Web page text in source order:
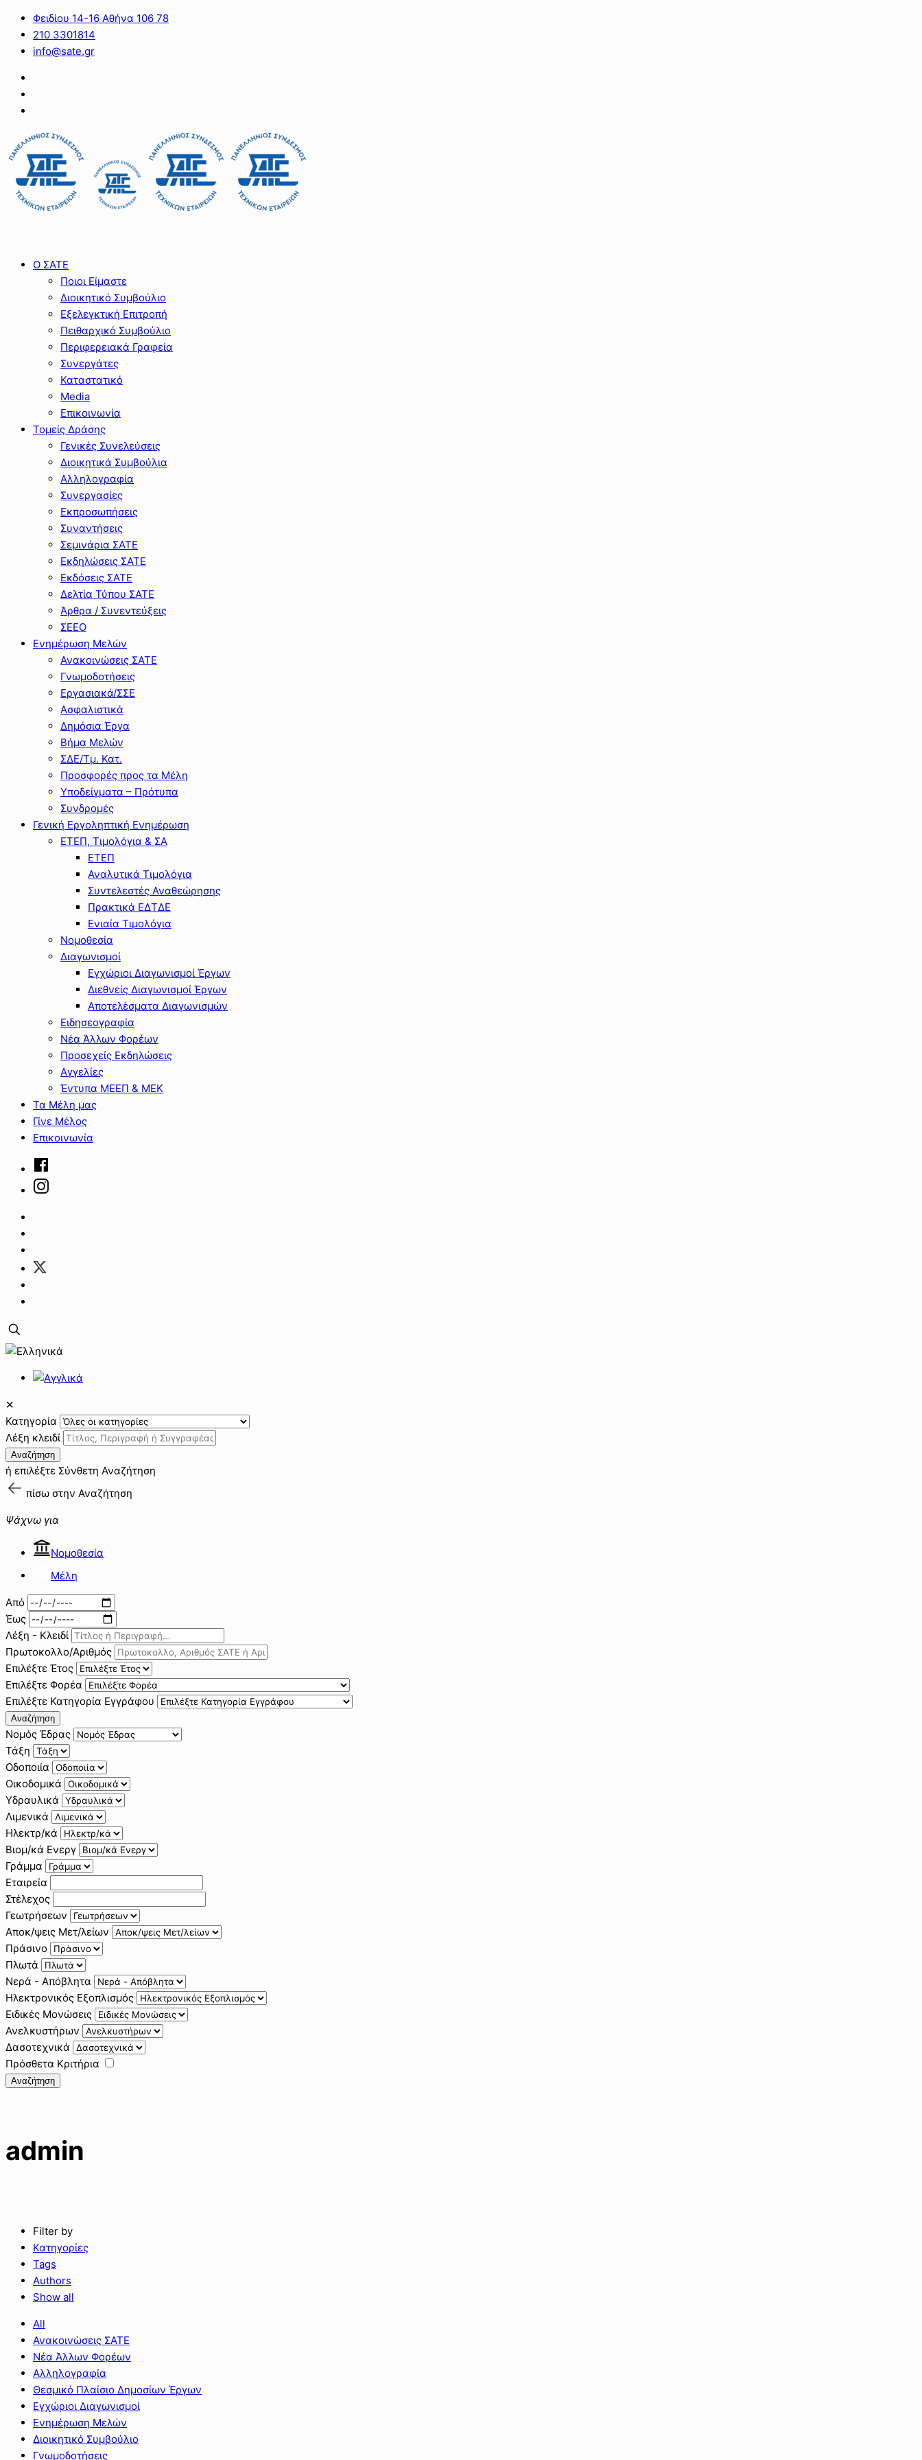
Φειδίου 14-16 Αθήνα 106 78
210 3301814
info@sate.gr
Ο ΣΑΤΕ
Ποιοι Είμαστε
Διοικητικό Συμβούλιο
Εξελεγκτική Επιτροπή
Πειθαρχικό Συμβούλιο
Περιφερειακά Γραφεία
Συνεργάτες
Καταστατικό
Media
Επικοινωνία
Τομείς Δράσης
Γενικές Συνελεύσεις
Διοικητικά Συμβούλια
Αλληλογραφία
Συνεργασίες
Εκπροσωπήσεις
Συναντήσεις
Σεμινάρια ΣΑΤΕ
Εκδηλώσεις ΣΑΤΕ
Εκδόσεις ΣΑΤΕ
Δελτία Τύπου ΣΑΤΕ
Άρθρα / Συνεντεύξεις
ΣΕΕΟ
Ενημέρωση Μελών
Ανακοινώσεις ΣΑΤΕ
Γνωμοδοτήσεις
Εργασιακά/ΣΣΕ
Ασφαλιστικά
Δημόσια Έργα
Βήμα Μελών
ΣΔΕ/Τμ. Κατ.
Προσφορές προς τα Μέλη
Υποδείγματα – Πρότυπα
Συνδρομές
Γενική Εργοληπτική Ενημέρωση
ΕΤΕΠ, Τιμολόγια & ΣΑ
ΕΤΕΠ
Αναλυτικά Τιμολόγια
Συντελεστές Αναθεώρησης
Πρακτικά ΕΔΤΔΕ
Ενιαία Τιμολόγια
Νομοθεσία
Διαγωνισμοί
Εγχώριοι Διαγωνισμοί Έργων
Διεθνείς Διαγωνισμοί Έργων
Αποτελέσματα Διαγωνισμών
Ειδησεογραφία
Νέα Άλλων Φορέων
Προσεχείς Εκδηλώσεις
Αγγελίες
Έντυπα ΜΕΕΠ & ΜΕΚ
Τα Μέλη μας
Γίνε Μέλος
Επικοινωνία
✕
Κατηγορία
Λέξη κλειδί
Αναζήτηση
ή επιλέξτε Σύνθετη Αναζήτηση
πίσω στην Αναζήτηση
Ψάχνω για
Νομοθεσία
Μέλη
Από
Έως
Λέξη - Κλειδί
Πρωτοκολλο/Αριθμός
Επιλέξτε Έτος
Επιλέξτε Φορέα
Επιλέξτε Κατηγορία Εγγράφου
Αναζήτηση
Νομός Έδρας
Τάξη
Οδοποιία
Οικοδομικά
Υδραυλικά
Λιμενικά
Ηλεκτρ/κά
Βιομ/κά Ενεργ
Γράμμα
Εταιρεία
Στέλεχος
Γεωτρήσεων
Αποκ/ψεις Μετ/λείων
Πράσινο
Πλωτά
Νερά - Απόβλητα
Ηλεκτρονικός Εξοπλισμός
Ειδικές Μονώσεις
Ανελκυστήρων
Δασοτεχνικά
Πρόσθετα Κριτήρια
Αναζήτηση
admin
Filter by
Κατηγορίες
Tags
Authors
Show all
All
Ανακοινώσεις ΣΑΤΕ
Νέα Άλλων Φορέων
Αλληλογραφία
Θεσμικό Πλαίσιο Δημοσίων Έργων
Εγχώριοι Διαγωνισμοί
Ενημέρωση Μελών
Διοικητικό Συμβούλιο
Γνωμοδοτήσεις